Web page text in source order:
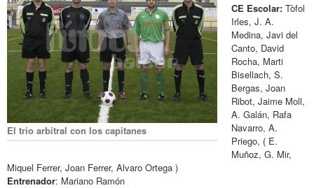
El trio arbitral con los capitanes
CE Escolar: Tòfol
Irles, J. A.
Medina, Javi del
Canto, David
Rocha, Marti
Bisellach, S.
Bergas, Joan
Ribot, Jaime Moll,
A. Galán, Rafa
Navarro, A.
Priego, ( E.
Muñoz, G. Mir,
Miquel Ferrer, Joan Ferrer, Alvaro Ortega )
Entrenador: Mariano Ramón